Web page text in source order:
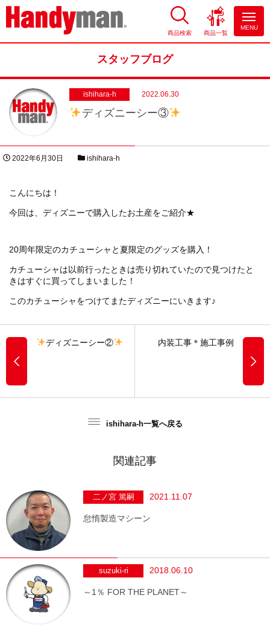
お風呂やキッチンのリフォーム
商品検索 商品一覧
MENU
スタッフブログ
ishihara-h 2022.06.30
ディズニーシー③
投稿日
2022年6月30日
スタッフブログカテゴリー
ishihara-h
こんにちは！
今回は、ディズニーで購入したお土産をご紹介★
20周年限定のカチューシャと夏限定のグッズを購入！
カチューシャは以前行ったときは売り切れていたので見つけたと
きはすぐに買ってしまいました！
このカチューシャをつけてまたディズニーにいきます♪
ディズニーシー② 内装工事＊施工事例
ishihara-h一覧へ戻る
関連記事
二ノ宮 篤嗣 2021.11.07
怠惰製造マシーン
suzuki-ri 2018.06.10
～1％ FOR THE PLANET～